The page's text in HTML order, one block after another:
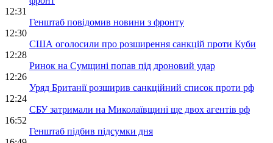
12:31
Генштаб повідомив новини з фронту
12:30
США оголосили про розширення санкцій проти Куби
12:28
Ринок на Сумщині попав під дроновий удар
12:26
Уряд Британії розширив санкційний список проти рф
12:24
СБУ затримали на Миколаївщині ще двох агентів рф
16:52
Генштаб підбив підсумки дня